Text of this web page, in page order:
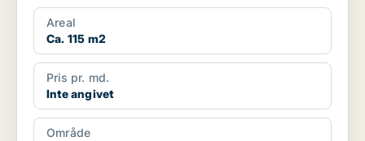
Areal
Ca. 115 m2
Pris pr. md.
Inte angivet
Område